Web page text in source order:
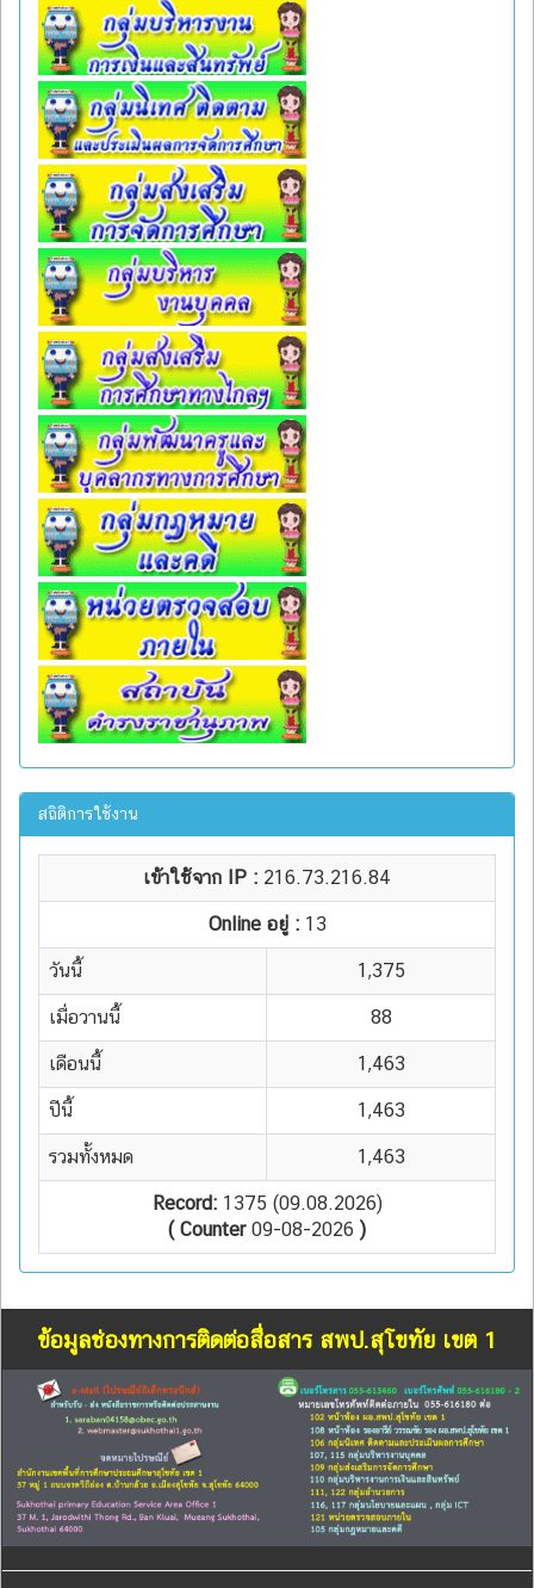
สถิติการใช้งาน
เข้าใช้จาก IP : 216.73.216.84
Online อยู่ : 13
วันนี้ 1,375
เมื่อวานนี้ 88
เดือนนี้ 1,463
ปีนี้ 1,463
รวมทั้งหมด 1,463
Record:1375 (09.08.2026)
( Counter09-08-2026 )
ข้อมูลช่องทางการติดต่อสื่อสาร สพป.สุโขทัย เขต 1